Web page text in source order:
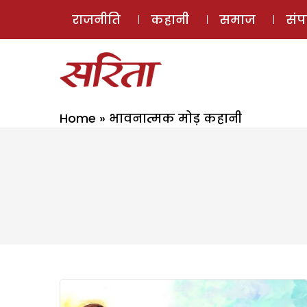
राजनीति कहानी समाज
Home » भावनात्मक मोड़ कहानी